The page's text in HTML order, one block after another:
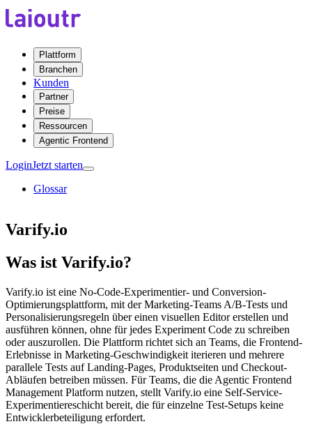
Plattform
Branchen
Kunden
Partner
Preise
Ressourcen
Agentic Frontend
LoginJetzt starten
Glossar
Varify.io
Was ist Varify.io?
Varify.io ist eine No-Code-Experimentier- und Conversion-
Optimierungsplattform, mit der Marketing-Teams A/B-Tests und
Personalisierungsregeln über einen visuellen Editor erstellen und
ausführen können, ohne für jedes Experiment Code zu schreiben
oder auszurollen. Die Plattform richtet sich an Teams, die Frontend-
Erlebnisse in Marketing-Geschwindigkeit iterieren und mehrere
parallele Tests auf Landing-Pages, Produktseiten und Checkout-
Abläufen betreiben müssen. Für Teams, die die Agentic Frontend
Management Platform nutzen, stellt Varify.io eine Self-Service-
Experimentiereschicht bereit, die für einzelne Test-Setups keine
Entwicklerbeteiligung erfordert.